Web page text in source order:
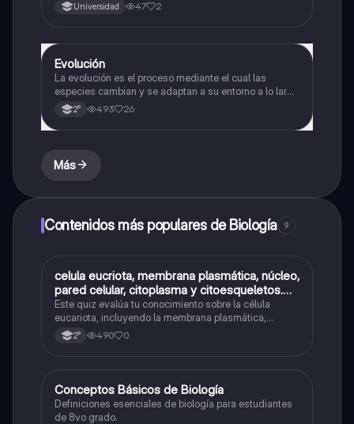
Universidad 47 2
Biología
Evolución
La evolución es el proceso mediante el cual las
especies cambian y se adaptan a su entorno a lo largo
del tiempo.
2° 493 26
Más
Contenidos más populares de Biología 9
CBiología
celula eucriota, membrana plasmática, núcleo,
pared celular, citoplasma y citoesqueletos.
nombre se las partes de la celula eucariota
Este quiz evalúa tu conocimiento sobre la célula
eucariota, incluyendo la membrana plasmática,
núcleo, pared celular, citoplasma y citoesqueleto.
2° 490 0
CBiología
Conceptos Básicos de Biología
Definiciones esenciales de biología para estudiantes
de 8vo grado.